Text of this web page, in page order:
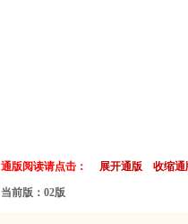
通版阅读请点击： 展开通版 收缩通
当前版：02版